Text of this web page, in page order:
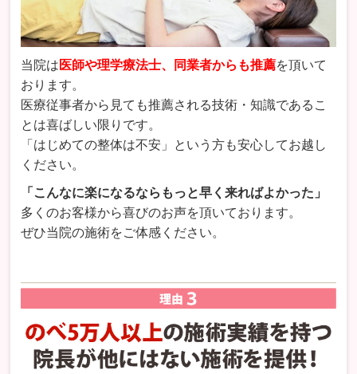
当院は 医師や理学療法士、同業者からも推薦を頂いて
おります。
医療従事者から見ても推薦される技術・知識であるこ
とは喜ばしい限りです。
「はじめての整体は不安」という方も安心してお越し
ください。
「こんなに楽になるならもっと早く来ればよかった」
多くのお客様から喜びのお声を頂いております。
ぜひ当院の施術をご体感ください。